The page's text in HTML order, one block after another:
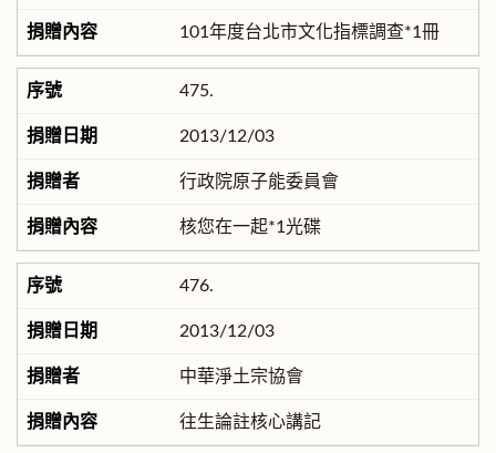
101年度台北市文化指標調查*1冊
475.
2013/12/03
行政院原子能委員會
核您在一起*1光碟
476.
2013/12/03
中華淨土宗協會
往生論註核心講記